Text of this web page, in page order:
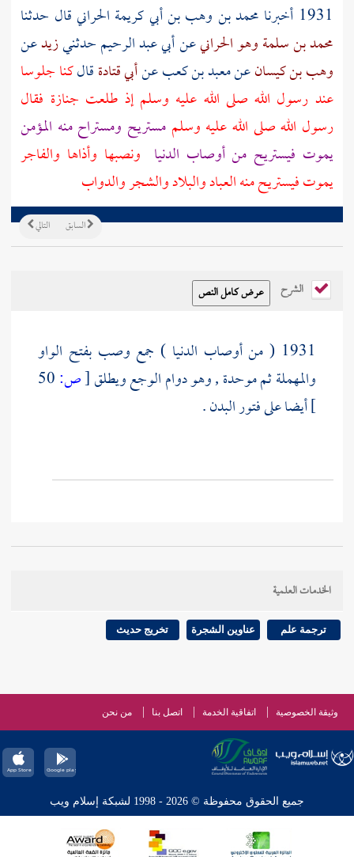
1931 أخبرنا
محمد بن وهب بن أبي كريمة الحرانيقال حدثنا
محمد بن سلمة وهو الحرانيعنأبي عبد الرحيمحدثنيزيدعن
وهب بن كيسانعنمعبد بن كعبعنأبي قتادةقالكنا جلوسا
عند رسول الله صلى الله عليه وسلم إذ طلعت جنازة فقال
رسول الله صلى الله عليه وسلم مستريح ومستراح منه المؤمن
يموت فيستريح من أوصاب الدنيا ونصبها وأذاها والفاجر
يموت فيستريح منه العباد والبلاد والشجر والدواب
التالي السابق
الشرح
1931 ( من أوصاب الدنيا ) جمع وصب بفتح الواو
والمهملة ثم موحدة , وهو دوام الوجع ويطلق[ص:50
]أيضا على فتور البدن .
الخدمات العلمية
ترجمة علم عناوين الشجرة تخريج حديث
وثيقة الخصوصية اتفاقية الخدمة اتصل بنا من نحن
جميع الحقوق محفوظة © 2026 - 1998 لشبكة إسلام ويب